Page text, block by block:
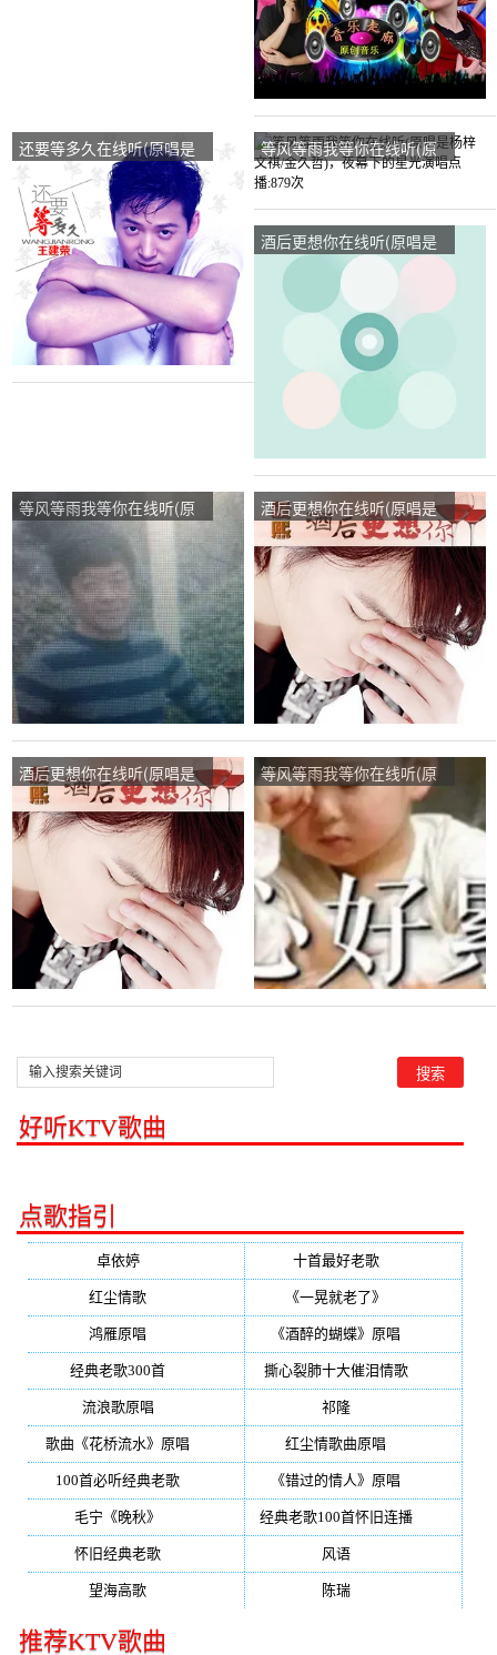
还要等多久在线听(原唱是
王建荣)，丽丽姐:(暂退)演
唱点播:16次
等风等雨我等你在线听(原
唱是杨梓文祺/金久哲)，夜
幕下的星光演唱点播:879次
酒后更想你在线听(原唱是
倪尔萍)，明月演唱点
播:309次
等风等雨我等你在线听(原
唱是音乐走廊/歌一生)，雨
夜，我等你演唱点播:270次
酒后更想你在线听(原唱是
晨熙)，无标题演唱点播:54
次
酒后更想你在线听(原唱是
晨熙)，幸福演唱点播:331
次
等风等雨我等你在线听(原
唱是花树)，练练有词演唱
点播:99次
好听KTV歌曲
点歌指引
卓依婷(350) 十首最好老歌(300)
红尘情歌 《一晃就老了》
鸿雁原唱 《酒醉的蝴蝶》原唱
经典老歌300首 撕心裂肺十大催泪情歌(195)
流浪歌原唱 祁隆(188)
歌曲《花桥流水》原唱 红尘情歌曲原唱
100首必听经典老歌 《错过的情人》原唱
毛宁《晚秋》 经典老歌100首怀旧连播(134)
怀旧经典老歌 风语(132)
望海高歌 陈瑞(128)
推荐KTV歌曲